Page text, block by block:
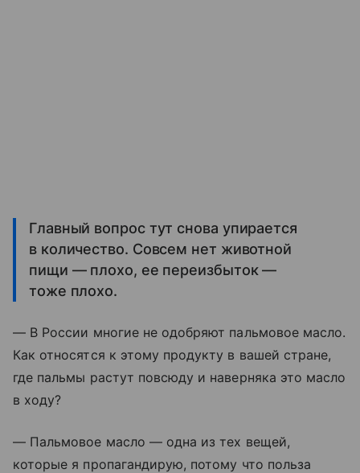
Главный вопрос тут снова упирается
в количество. Совсем нет животной
пищи — плохо, ее переизбыток —
тоже плохо.
— В России многие не одобряют пальмовое масло.
Как относятся к этому продукту в вашей стране,
где пальмы растут повсюду и наверняка это масло
в ходу?
— Пальмовое масло — одна из тех вещей,
которые я пропагандирую, потому что польза